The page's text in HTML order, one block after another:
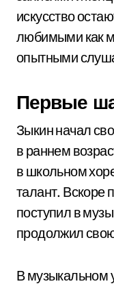
искусство
любимыми как
опытными
Первые
Зыкин начал
в раннем
в школьном
талант. Вскоре
поступил в
продолжил
В музыкальном